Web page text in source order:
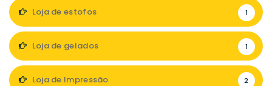
Loja de estofos 1
Loja de gelados 1
Loja de Impressão 2